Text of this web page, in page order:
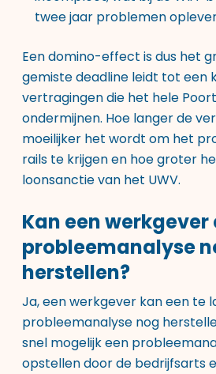
twee jaar problemen
Een domino-effect is dus het
gemiste deadline leidt tot een
vertragingen die het hele
ondermijnen. Hoe langer de
moeilijker het wordt om het
rails te krijgen en hoe groter
loonsanctie van het UWV.
Kan een werkgever
probleemanalyse
herstellen?
Ja, een werkgever kan een te
probleemanalyse nog
snel mogelijk een
opstellen door de bedrijfsarts